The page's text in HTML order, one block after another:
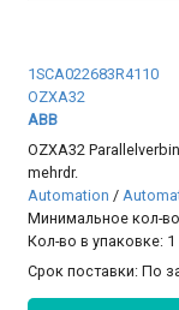
1SCA022683R4110
OZXA32
ABB
OZXA32
mehrdr.
Automation /
Минимальное кол-
Кол-во в упаковке: 1
Срок поставки:По